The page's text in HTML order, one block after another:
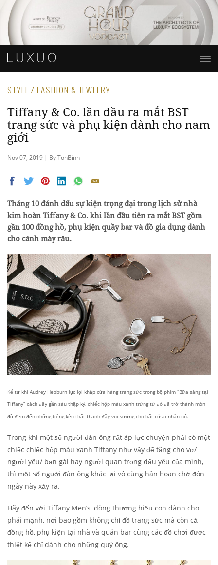
STYLE / FASHION & JEWELRY
Tiffany & Co. lần đầu ra mắt BST
trang sức và phụ kiện dành cho nam
giới
Nov 07, 2019 | By TonBinh
Tháng 10 đánh dấu sự kiện trọng đại trong lịch sử nhà
kim hoàn Tiffany & Co. khi lần đầu tiên ra mắt BST gồm
gần 100 đồng hồ, phụ kiện quầy bar và đồ gia dụng dành
cho cánh mày râu.
Kể từ khi Audrey Hepburn lục lọi khắp cửa hàng trang sức trong bộ phim “Bữa sáng tại
Tiffany” cách đây gần sáu thập kỷ, chiếc hộp màu xanh trứng từ đó đã trở thành món
đồ đem đến những tiếng kêu thất thanh đầy vui sướng cho bất cứ ai nhận nó.
Trong khi một số người đàn ông rất áp lực chuyện phải có một
chiếc chiếc hộp màu xanh Tiffany như vậy để tặng cho vợ/
người yêu/ bạn gái hay người quan trọng dấu yêu của mình,
thì một số người đàn ông khác lại vô cùng hân hoan chờ đón
ngày này xảy ra.
Hãy đến với Tiffany Men’s, dòng thương hiệu con dành cho
phái mạnh, nơi bao gồm không chỉ đồ trang sức mà còn cả
đồng hồ, phụ kiện tại nhà và quán bar cùng các đồ chơi được
thiết kế chỉ dành cho những quý ông.